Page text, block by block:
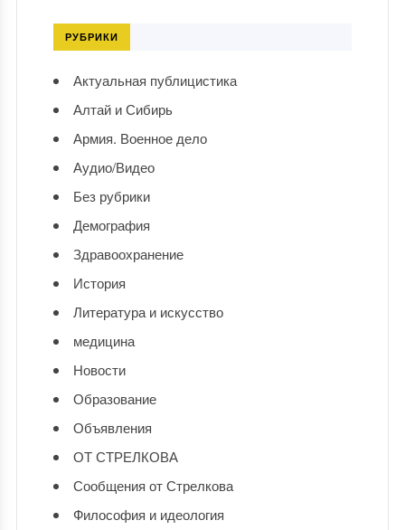
РУБРИКИ
Актуальная публицистика
Алтай и Сибирь
Армия. Военное дело
Аудио/Видео
Без рубрики
Демография
Здравоохранение
История
Литература и искусство
медицина
Новости
Образование
Объявления
ОТ СТРЕЛКОВА
Сообщения от Стрелкова
Философия и идеология